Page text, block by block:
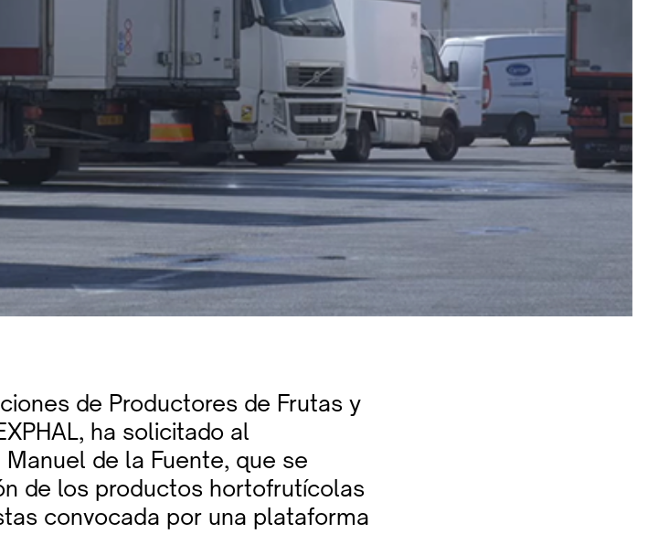
de Productores de Frutas y
ha solicitado al
de la Fuente, que se
de los productos hortofrutícolas
convocada por una plataforma